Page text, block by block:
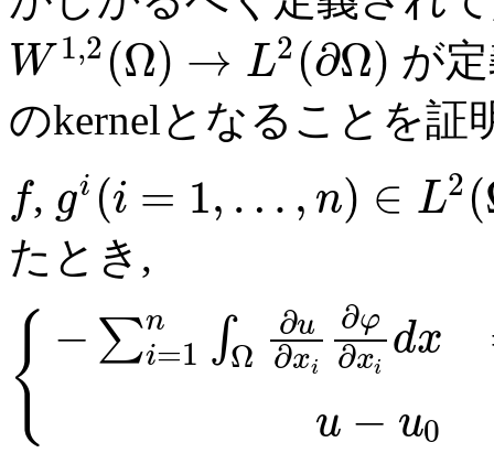
W 1,2 (Ω) → L2 (∂Ω) が
のkernelとなることを証
f, gi (i = 1, … , n) ∈ L2 (
たとき,
{ − ∑n
i=1 ∫Ω
∂u
∂xi
∂φ
∂xi
dx
u − u0